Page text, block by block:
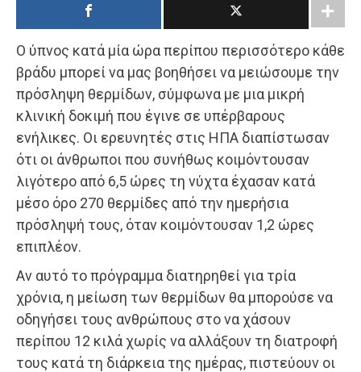
Ο ύπνος κατά μία ώρα περίπου περισσότερο κάθε
βράδυ μπορεί να μας βοηθήσει να μειώσουμε την
πρόσληψη θερμίδων, σύμφωνα με μια μικρή
κλινική δοκιμή που έγινε σε υπέρβαρους
ενήλικες. Οι ερευνητές στις ΗΠΑ διαπίστωσαν
ότι οι άνθρωποι που συνήθως κοιμόντουσαν
λιγότερο από 6,5 ώρες τη νύχτα έχασαν κατά
μέσο όρο 270 θερμίδες από την ημερήσια
πρόσληψή τους, όταν κοιμόντουσαν 1,2 ώρες
επιπλέον.
Αν αυτό το πρόγραμμα διατηρηθεί για τρία
χρόνια, η μείωση των θερμίδων θα μπορούσε να
οδηγήσει τους ανθρώπους στο να χάσουν
περίπου 12 κιλά χωρίς να αλλάξουν τη διατροφή
τους κατά τη διάρκεια της ημέρας, πιστεύουν οι